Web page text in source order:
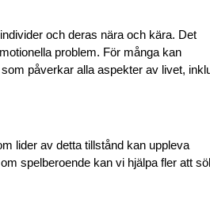
och deras nära och kära. Det
problem. För många kan
påverkar alla aspekter av livet,
lider av detta tillstånd kan uppleva
spelberoende kan vi hjälpa fler att